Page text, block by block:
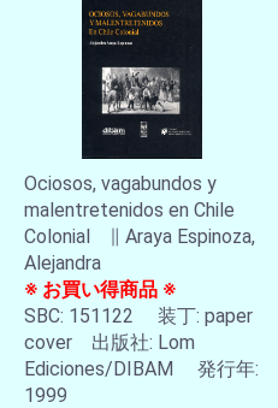
Ociosos, vagabundos y
malentretenidos en Chile
Colonial ∥ Araya Espinoza,
Alejandra
※ お買い得商品 ※
SBC: 151122 装丁: paper
cover 出版社: Lom
Ediciones/DIBAM 発行年:
1999